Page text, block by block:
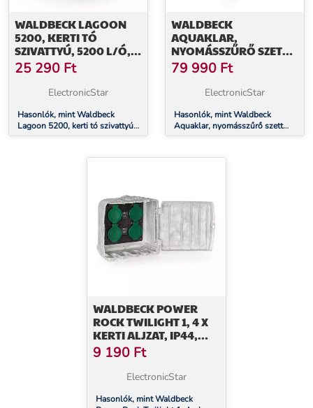
WALDBECK LAGOON
5200, KERTI TÓ
SZIVATTYÚ, 5200 L/Ó,
ECOSAVE: 40 W,
MERÜLÉSI MÉLYSÉG 4,8
25 290 Ft
ElectronicStar
Hasonlók, mint Waldbeck
Lagoon 5200, kerti tó szivattyú,
5200 l/ó, ecosave: 40 w,
WALDBECK
AQUAKLAR,
NYOMÁSSZŰRŐ SZETT
KERTI TÓBA, 11W UV-C
TISZTÍTÓ, 35W PUMPA,
5 M TÖMLŐ
79 990 Ft
ElectronicStar
Hasonlók, mint Waldbeck
Aquaklar, nyomásszűrő szett
kerti tóba, 11W UV-C tisztító,
WALDBECK POWER
ROCK TWILIGHT 1, 4 X
KERTI ALJZAT, IP44,
SÖTÉTEDÉS ÉRZÉKELŐ
9 190 Ft
ElectronicStar
Hasonlók, mint Waldbeck